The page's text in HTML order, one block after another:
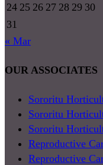
24 25 26 27 28 29 30
31
« Mar
OUR ASSOCIATES
Sororitu
Sororitu
Sororitu
Reproductive
Reproductive